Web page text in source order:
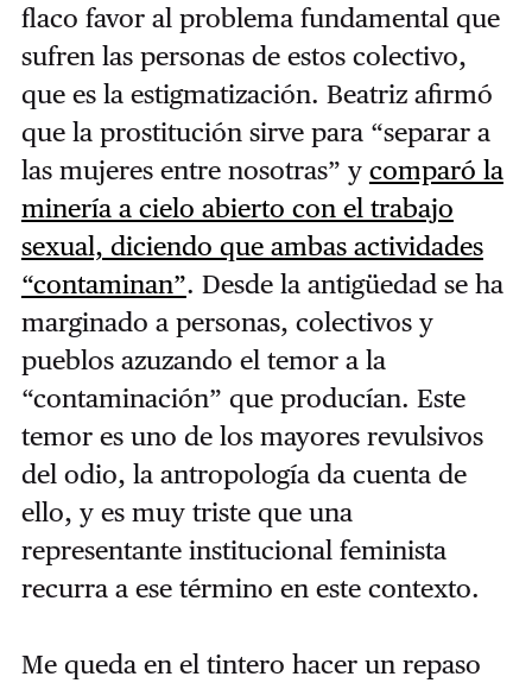
flaco favor al problema fundamental que
sufren las personas de estos colectivo,
que es la estigmatización. Beatriz afirmó
que la prostitución sirve para “separar a
las mujeres entre nosotras” y comparó la
minería a cielo abierto con el trabajo
sexual, diciendo que ambas actividades
“contaminan”. Desde la antigüedad se ha
marginado a personas, colectivos y
pueblos azuzando el temor a la
“contaminación” que producían. Este
temor es uno de los mayores revulsivos
del odio, la antropología da cuenta de
ello, y es muy triste que una
representante institucional feminista
recurra a ese término en este contexto.
Me queda en el tintero hacer un repaso